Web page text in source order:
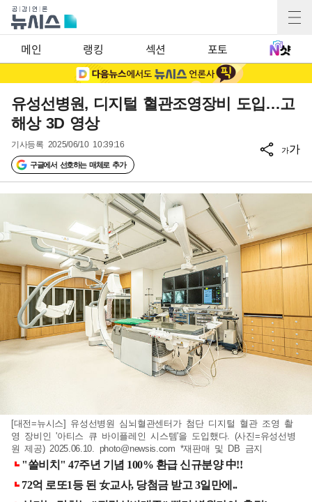
메인 랭킹 섹션 포토
유성선병원, 디지털 혈관조영장비 도입…고
해상 3D 영상
기사등록 2025/06/10 10:39:16
구글에서 선호하는 매체로 추가
가가
[대전=뉴시스] 유성선병원 심뇌혈관센터가 첨단 디지털 혈관 조영 촬
영 장비인 '아티스 큐 바이플레인 시스템'을 도입했다. (사진=유성선병
원 제공) 2025.06.10. photo@newsis.com *재판매 및 DB 금지